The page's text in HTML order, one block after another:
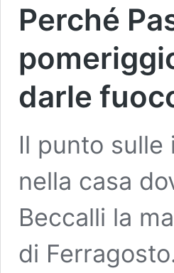
Perché
darle
Il punto sulle
nella casa
Beccalli la
di